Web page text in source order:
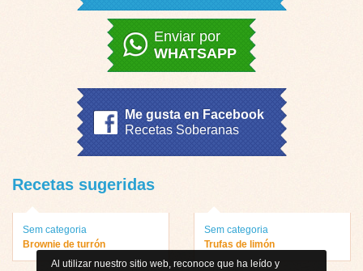
Enviar por
WHATSAPP
Me gusta en Facebook
Recetas Soberanas
Recetas sugeridas
Sem categoria
Brownie de turrón
Sem categoria
Trufas de limón
Al utilizar nuestro sitio web, reconoce que ha leído y